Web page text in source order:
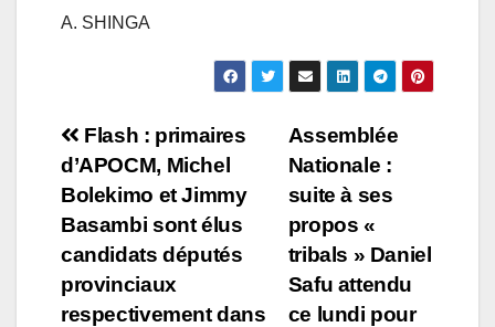
A. SHINGA
Navigation
de
l’article
Assemblée
Nationale :
suite à ses
propos «
tribals » Daniel
Safu attendu
ce lundi pour
Flash : primaires
d’APOCM, Michel
Bolekimo et Jimmy
Basambi sont élus
candidats députés
provinciaux
respectivement dans